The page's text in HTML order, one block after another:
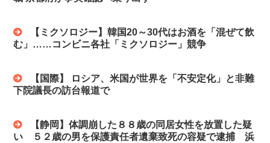
む」……コンビニ各社「ミクソロジー」競争
下院議長の訪台報道で
い ５２歳の男を保護責任者遺棄致死の容疑で逮捕 浜